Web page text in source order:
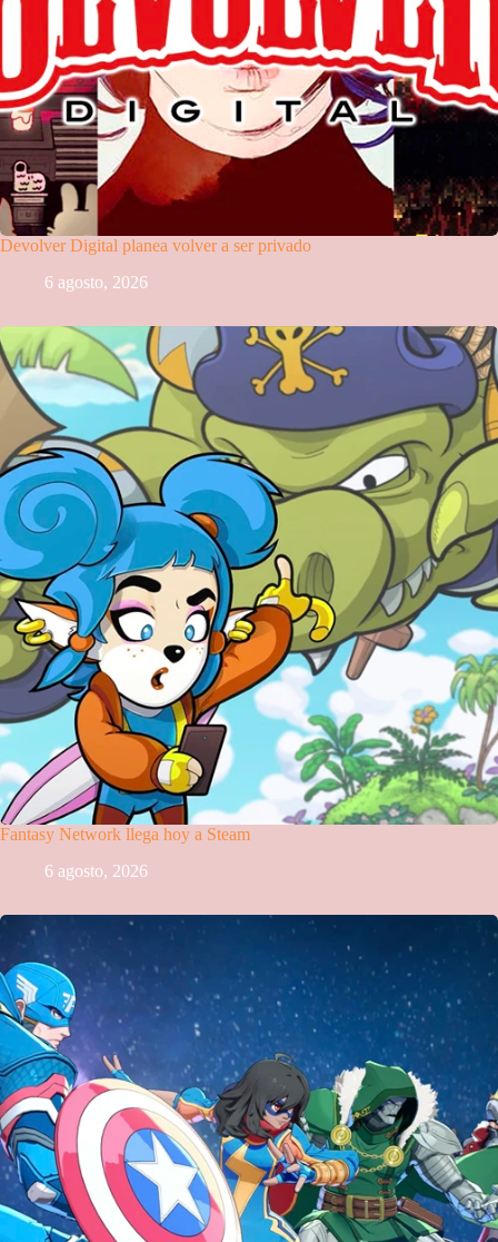
Devolver Digital planea volver a ser privado
6 agosto, 2026
Fantasy Network llega hoy a Steam
6 agosto, 2026